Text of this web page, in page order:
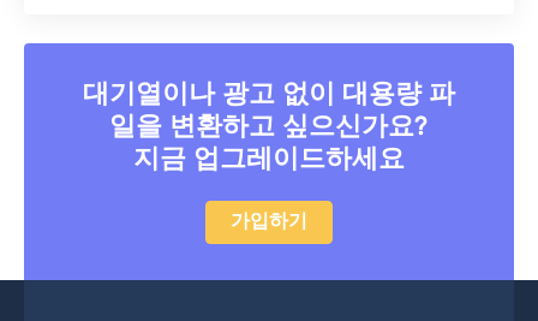
대기열이나 광고 없이 대용량 파
일을 변환하고 싶으신가요?
지금 업그레이드하세요
가입하기